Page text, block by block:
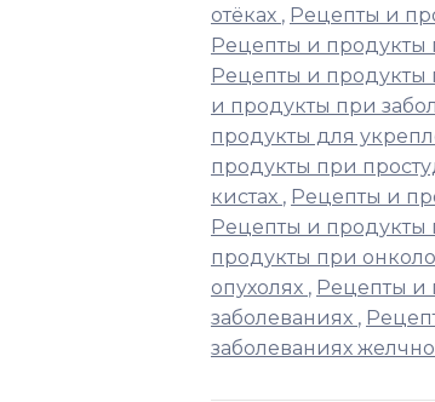
отёках , Рецепты и
Рецепты и продукты
Рецепты и продукты
и продукты при
продукты для
продукты при
кистах , Рецепты и
Рецепты и продукты
продукты при
опухолях , Рецепты и
заболеваниях ,
заболеваниях